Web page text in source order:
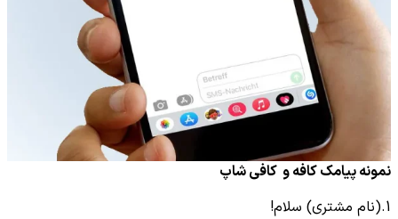
نمونه پیامک کافه و کافی شاپ
1.(نام مشتری) سلام!